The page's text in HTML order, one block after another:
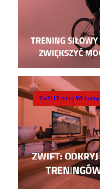
Zwift i Trening Wirtualny